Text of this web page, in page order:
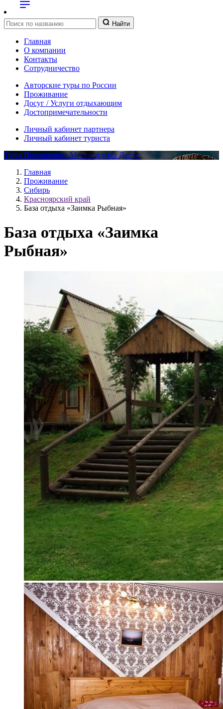
Найти
Главная
О компании
Контакты
Сотрудничество
Авторские туры по России
Проживание
Досуг / Услуги отдыхающим
Достопримечательности
Личный кабинет партнера
Личный кабинет туриста
Туры ПроживаниеМеста отдыха Досуг
Главная
Проживание
Сибирь
Красноярский край
База отдыха «Заимка Рыбная»
База отдыха «Заимка
Рыбная»